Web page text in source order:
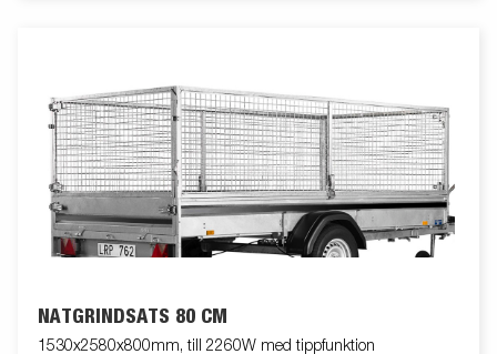
NÄTGRINDSATS 80 CM
1530x2580x800mm, till 2260W med tippfunktion